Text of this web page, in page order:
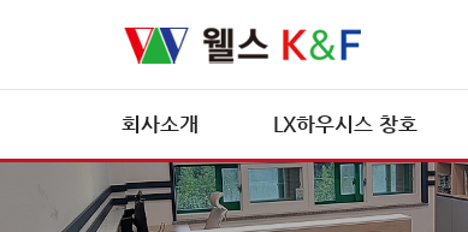
회사소개
CEO인사말
LX하우시스 창호
LX하우시스 브로슈어